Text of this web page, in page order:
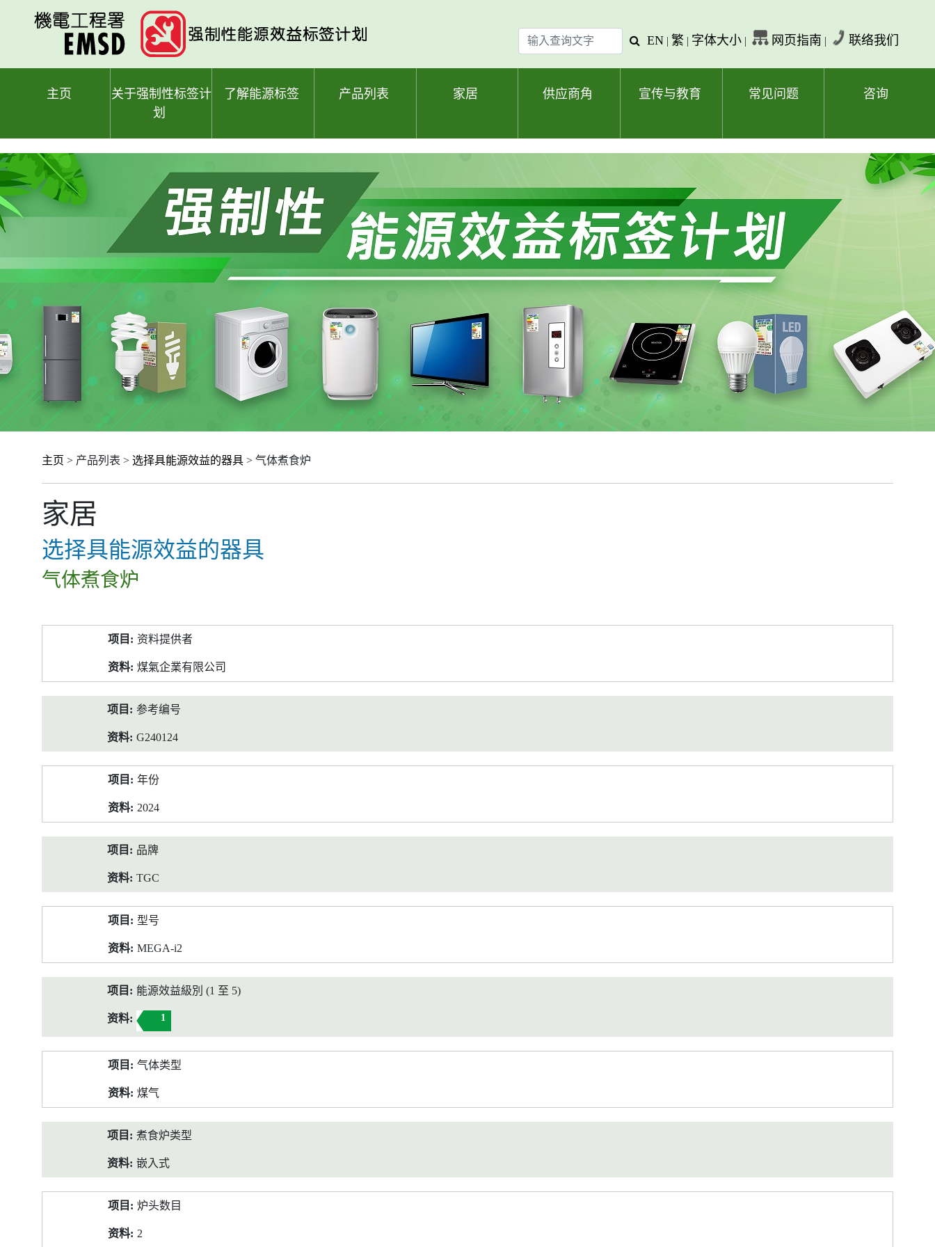
输
入
查
查
字
EN | 繁 | 字体大小 | 网页指南 | 联络我们
主页
关于强制性标签计
划
了解能源标签 产品列表 家居 供应商角 宣传与教育 常见问题 咨询
主页 > 产品列表 > 选择具能源效益的器具 > 气体煮食炉
家居
选择具能源效益的器具
气体煮食炉
料
资料提供者
煤氣企業有限公司
参考编号
G240124
年份
2024
品牌
TGC
型号
MEGA-i2
能源效益級別 (1 至 5)
1
气体类型
煤气
煮食炉类型
嵌入式
炉头数目
2